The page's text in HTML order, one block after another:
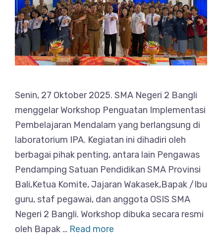
Senin, 27 Oktober 2025. SMA Negeri 2 Bangli
menggelar Workshop Penguatan Implementasi
Pembelajaran Mendalam yang berlangsung di
laboratorium IPA. Kegiatan ini dihadiri oleh
berbagai pihak penting, antara lain Pengawas
Pendamping Satuan Pendidikan SMA Provinsi
Bali,Ketua Komite, Jajaran Wakasek,Bapak /Ibu
guru, staf pegawai, dan anggota OSIS SMA
Negeri 2 Bangli. Workshop dibuka secara resmi
oleh Bapak … Read more